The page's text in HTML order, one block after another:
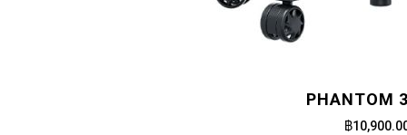
PHANTOM
฿